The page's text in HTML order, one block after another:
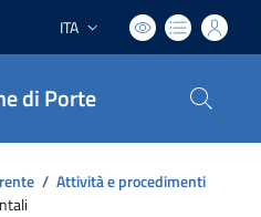
Lingua attiva:
ITA
di Porte
/ Attività e procedimenti